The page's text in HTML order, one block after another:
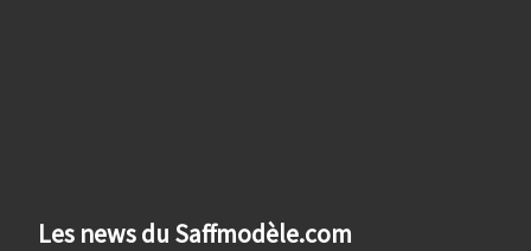
Les news du Saffmodèle.com